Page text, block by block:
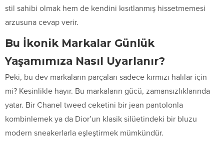
stil sahibi olmak hem de kendini kısıtlanmış hissetmemesi
arzusuna cevap verir.
Bu İkonik Markalar Günlük
Yaşamımıza Nasıl Uyarlanır?
Peki, bu dev markaların parçaları sadece kırmızı halılar için
mi? Kesinlikle hayır. Bu markaların gücü, zamansızlıklarında
yatar. Bir Chanel tweed ceketini bir jean pantolonla
kombinlemek ya da Dior’un klasik silüetindeki bir bluzu
modern sneakerlarla eşleştirmek mümkündür.